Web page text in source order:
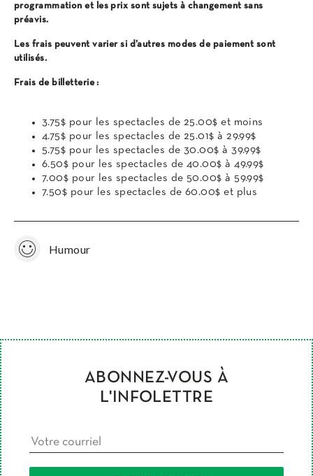
programmation et les prix sont sujets à changement sans
préavis.
Les frais peuvent varier si d’autres modes de paiement sont
utilisés.
Frais de billetterie :
3.75$ pour les spectacles de 25.00$ et moins
4.75$ pour les spectacles de 25.01$ à 29.99$
5.75$ pour les spectacles de 30.00$ à 39.99$
6.50$ pour les spectacles de 40.00$ à 49.99$
7.00$ pour les spectacles de 50.00$ à 59.99$
7.50$ pour les spectacles de 60.00$ et plus
Humour
ABONNEZ-VOUS À
L'INFOLETTRE